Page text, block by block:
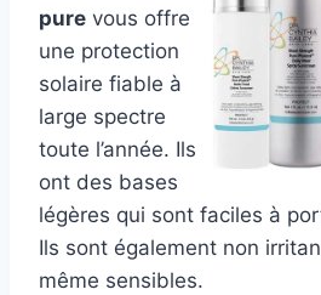
pure vous offre
une protection
solaire fiable à
large spectre
toute l’année. Ils
ont des bases
légères qui sont faciles à
Ils sont également non
même sensibles.